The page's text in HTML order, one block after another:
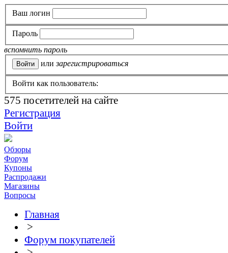
Ваш логин
Пароль
вспомнить пароль
или зарегистрироваться
Войти как пользователь:
575 посетителей на сайте
Регистрация
Войти
Обзоры
Форум
Купоны
Распродажи
Магазины
Вопросы
Главная
>
Форум покупателей